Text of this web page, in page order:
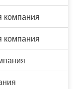
компания
компания